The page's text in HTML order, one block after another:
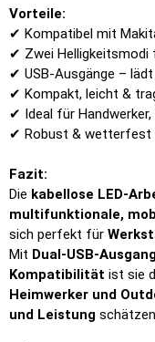
Vorteile:
✔ Kompatibel mit
✔ Zwei Helligkeitsmodi
✔ USB-Ausgänge –
✔ Kompakt, leicht &
✔ Ideal für
✔ Robust & wetterfest
Fazit:
Die kabellose LED-
multifunktionale,
sich perfekt für
Mit Dual-USB-
Kompatibilität ist sie
Heimwerker und
und Leistung